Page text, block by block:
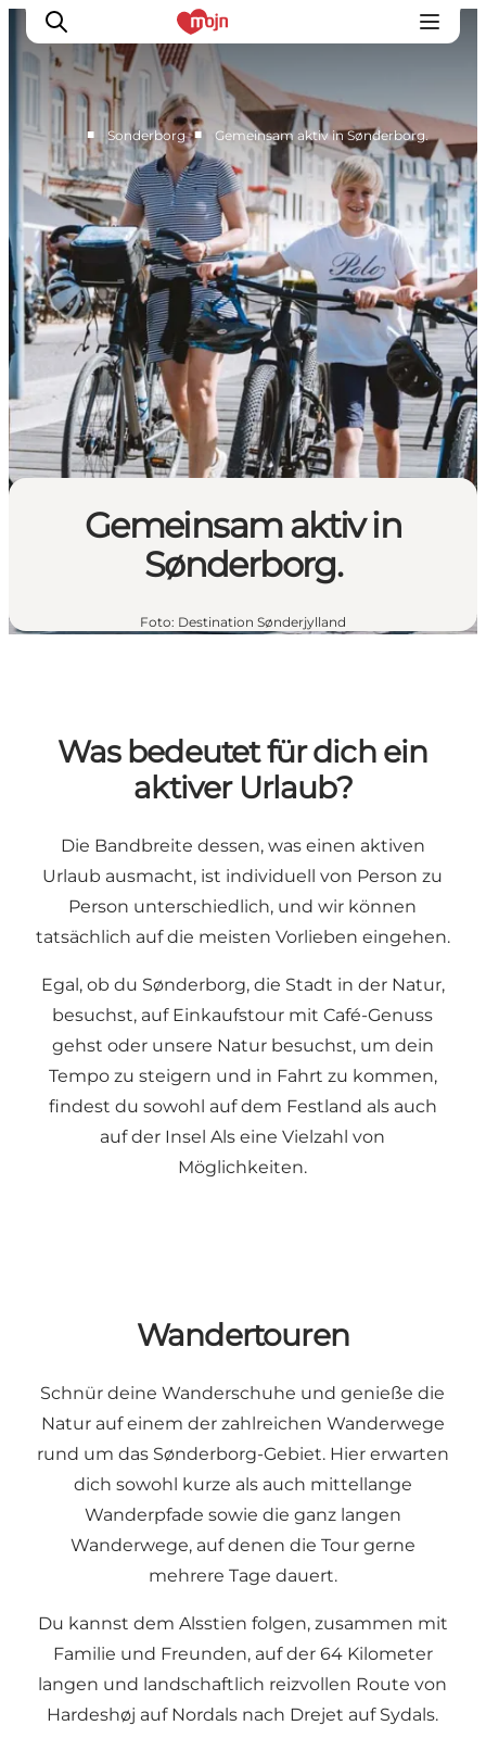
Gemeinsam aktiv
Geschichte
Natur
Übernachtung
Veranstaltungen
Information
■ Sonderborg ■ Gemeinsam aktiv in Sønderborg.
Gemeinsam aktiv in
Sønderborg.
Foto: Destination Sønderjylland
Was bedeutet für dich ein
aktiver Urlaub?
Die Bandbreite dessen, was einen aktiven
Urlaub ausmacht, ist individuell von Person zu
Person unterschiedlich, und wir können
tatsächlich auf die meisten Vorlieben eingehen.
Egal, ob du Sønderborg, die Stadt in der Natur,
besuchst, auf Einkaufstour mit Café-Genuss
gehst oder unsere Natur besuchst, um dein
Tempo zu steigern und in Fahrt zu kommen,
findest du sowohl auf dem Festland als auch
auf der Insel Als eine Vielzahl von
Möglichkeiten.
Wandertouren
Schnür deine Wanderschuhe und genieße die
Natur auf einem der zahlreichen Wanderwege
rund um das Sønderborg-Gebiet. Hier erwarten
dich sowohl kurze als auch mittellange
Wanderpfade sowie die ganz langen
Wanderwege, auf denen die Tour gerne
mehrere Tage dauert.
Du kannst dem Alsstien folgen, zusammen mit
Familie und Freunden, auf der 64 Kilometer
langen und landschaftlich reizvollen Route von
Hardeshøj auf Nordals nach Drejet auf Sydals.